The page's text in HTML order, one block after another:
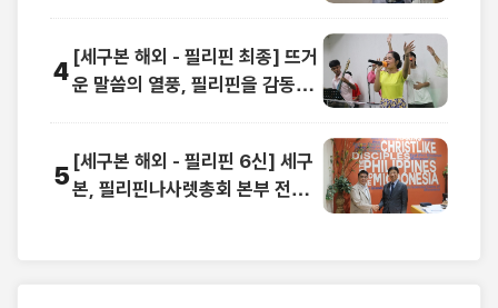
4 [세구본 해외 - 필리핀 최종] 뜨거
운 말씀의 열풍, 필리핀을 감동으
5 [세구본 해외 - 필리핀 6신] 세구
본, 필리핀나사렛총회 본부 전격